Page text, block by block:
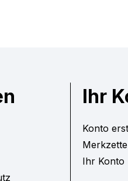
Ihr
Konto
Ihr Konto